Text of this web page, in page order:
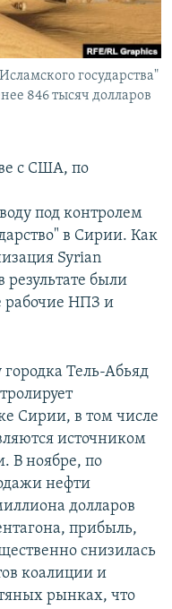
государства"
846 тысяч долларов
с США, по
под контролем
в Сирии. Как
Syrian
результате были
рабочие НПЗ и
Тель-Абьяд
Сирии, в том числе
источником
В ноябре, по
нефти
долларов
прибыль,
снизилась
коалиции и
рынках, что